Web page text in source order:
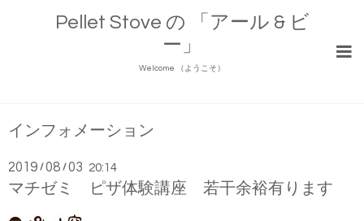
Pellet Stove の 「アール & ビ
ー」
Welcome （ようこそ）
インフォメーション
2019 /08 /03 20:14
マチゼミ ピザ体験講座 若干余裕有ります